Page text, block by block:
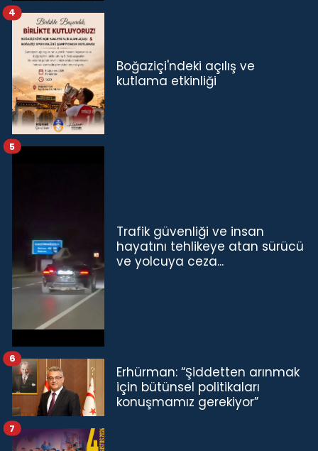
Boğaziçi'ndeki açılış ve
kutlama etkinliği
4
Trafik güvenliği ve insan
hayatını tehlikeye atan sürücü
ve yolcuya ceza...
5
Erhürman: “Şiddetten arınmak
için bütünsel politikaları
konuşmamız gerekiyor”
6
7